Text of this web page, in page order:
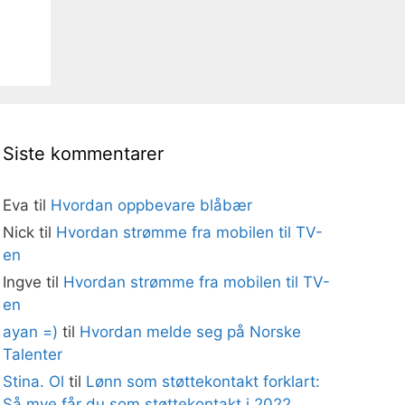
Siste kommentarer
Eva til Hvordan oppbevare blåbær
Nicktil Hvordan strømme fra mobilen til TV-
en
Ingve til Hvordan strømme fra mobilen til TV-
en
ayan =) til Hvordan melde seg på Norske
Talenter
Stina. Ol til Lønn som støttekontakt forklart: